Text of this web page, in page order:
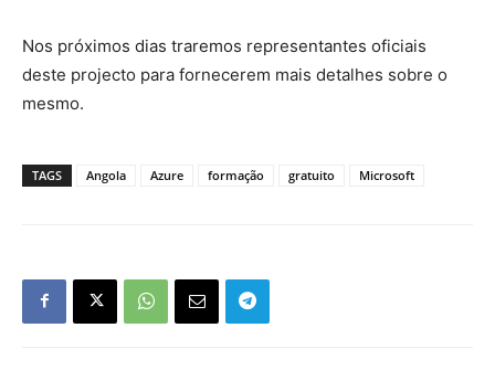
Nos próximos dias traremos representantes oficiais
deste projecto para fornecerem mais detalhes sobre o
mesmo.
TAGS Angola Azure formação gratuito Microsoft